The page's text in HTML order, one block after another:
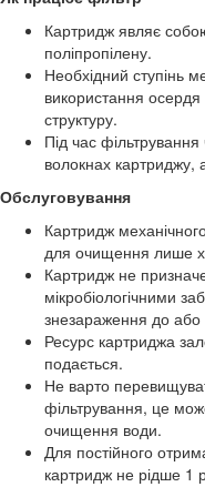
Картридж являє
поліпропілену.
Необхідний ступінь
використання
структуру.
Під час
волокнах картриджу,
Обслуговування
Картридж
для очищення лише
Картридж не
мікробіологічними
знезараження до або
Ресурс картриджа
подається.
Не варто
фільтрування, це
очищення води.
Для постійного
картридж не рідше 1